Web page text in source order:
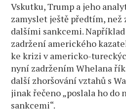
Vskutku, Trump a jeho
zamyslet ještě předtím, než
dalšími sankcemi.
zadržení amerického
ke krizi v americko-
nyní zadržením Whelana
další zhoršování vztahů s
jinak řečeno „poslala ho do
sankcemi“.